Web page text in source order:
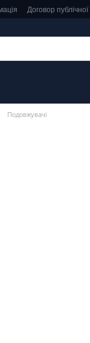
Договор
Подовжувачі